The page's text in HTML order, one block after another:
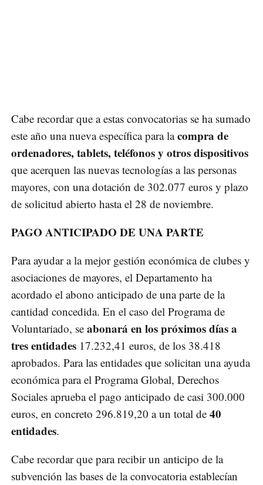
Cabe recordar que a estas convocatorias se ha sumado
este año una nueva específica para lacompra de
ordenadores, tablets, teléfonos y otros dispositivos
que acerquen las nuevas tecnologías a las personas
mayores, con una dotación de 302.077 euros y plazo
de solicitud abierto hasta el 28 de noviembre.
PAGO ANTICIPADO DE UNA PARTE
Para ayudar a la mejor gestión económica de clubes y
asociaciones de mayores, el Departamento ha
acordado el abono anticipado de una parte de la
cantidad concedida. En el caso del Programa de
Voluntariado, se abonará en los próximos días a
tres entidades 17.232,41 euros, de los 38.418
aprobados. Para las entidades que solicitan una ayuda
económica para el Programa Global, Derechos
Sociales aprueba el pago anticipado de casi 300.000
euros, en concreto 296.819,20 a un total de 40
entidades.
Cabe recordar que para recibir un anticipo de la
subvención las bases de la convocatoria establecían